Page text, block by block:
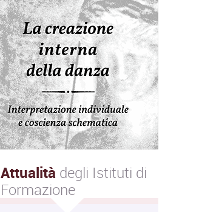
Attualità degli Istituti di
Formazione